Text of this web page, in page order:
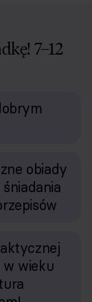
7–12
obiady
w wieku